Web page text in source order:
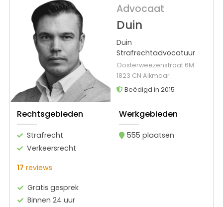
Advocaat
Duin
Duin
Strafrechtadvocatuur
Oosterweezenstraat 6M
1823 CN Alkmaar
Beëdigd in 2015
Rechtsgebieden
Strafrecht
Verkeersrecht
Werkgebieden
555 plaatsen
17 reviews
Gratis gesprek
Binnen 24 uur